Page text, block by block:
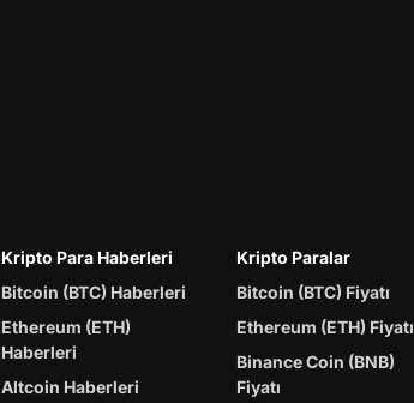
Kripto Para Haberleri
Bitcoin (BTC) Haberleri
Ethereum (ETH)
Haberleri
Altcoin Haberleri
Kripto Paralar
Bitcoin (BTC) Fiyatı
Ethereum (ETH) Fiyatı
Binance Coin (BNB)
Fiyatı